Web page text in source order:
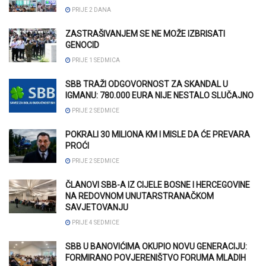
PRIJE 2 DANA
ZASTRAŠIVANJEM SE NE MOŽE IZBRISATI
GENOCID
PRIJE 1 SEDMICA
SBB TRAŽI ODGOVORNOST ZA SKANDAL U
IGMANU: 780.000 EURA NIJE NESTALO SLUČAJNO
PRIJE 2 SEDMICE
POKRALI 30 MILIONA KM I MISLE DA ĆE PREVARA
PROĆI
PRIJE 2 SEDMICE
ČLANOVI SBB-A IZ CIJELE BOSNE I HERCEGOVINE
NA REDOVNOM UNUTARSTRANAČKOM
SAVJETOVANJU
PRIJE 4 SEDMICE
SBB U BANOVIĆIMA OKUPIO NOVU GENERACIJU:
FORMIRANO POVJERENIŠTVO FORUMA MLADIH